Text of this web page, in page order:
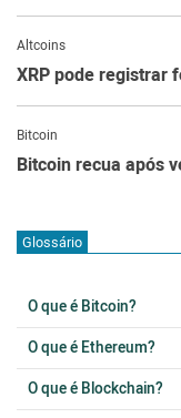
Altcoins
XRP pode registrar
Bitcoin
Bitcoin recua após
Glossário
O que é Bitcoin?
O que é Ethereum?
O que é Blockchain?